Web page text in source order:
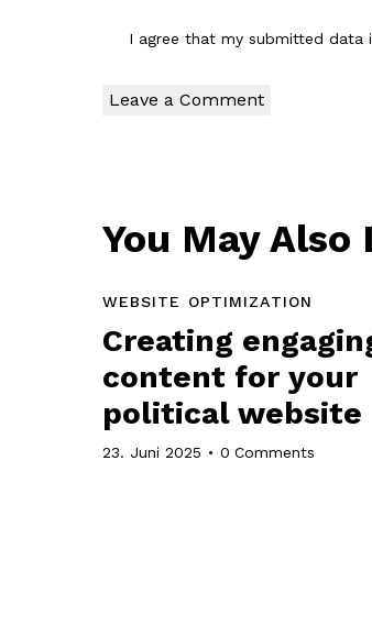
I agree that my submitted data
You May Also
WEBSITE OPTIMIZATION
Creating
content for your
political website
23. Juni 2025 0 Comments